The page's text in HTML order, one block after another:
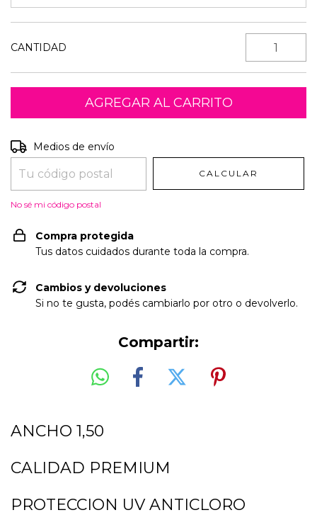
CANTIDAD
Entregas para el CP:
Medios de envío
CALCULAR
No sé mi código postal
Compra protegida
Tus datos cuidados durante toda la compra.
Cambios y devoluciones
Si no te gusta, podés cambiarlo por otro o devolverlo.
Compartir:
ANCHO 1,50
CALIDAD PREMIUM
PROTECCION UV ANTICLORO